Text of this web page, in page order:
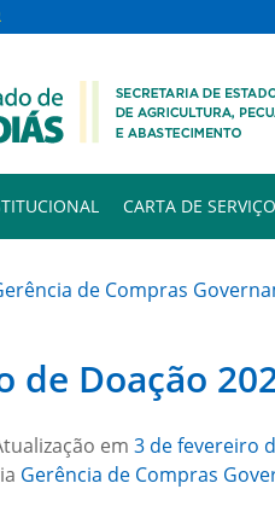
CARTA DE
de Compras
de Doação
em 3 de fevereiro
Gerência de Compras